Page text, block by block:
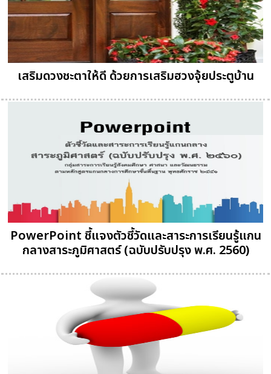
เสริมดวงชะตาให้ดี ด้วยการเสริมฮวงจุ้ยประตูบ้าน
PowerPoint ชี้แจงตัวชี้วัดและสาระการเรียนรู้แกน
กลางสาระภูมิศาสตร์ (ฉบับปรับปรุง พ.ศ. 2560)